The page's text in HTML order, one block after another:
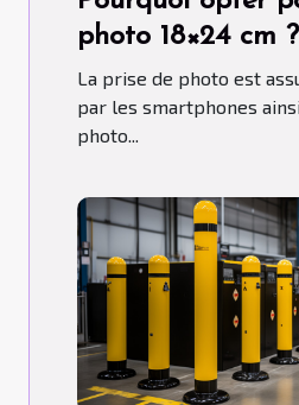
photo 18×24 cm ?
La prise de photo est
par les smartphones
photo...